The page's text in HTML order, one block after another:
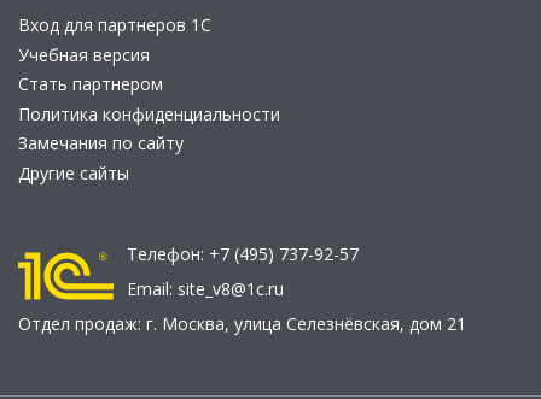
Вход для партнеров 1С
Учебная версия
Стать партнером
Политика конфиденциальности
Замечания по сайту
Другие сайты
Телефон: +7 (495) 737-92-57
Email: site_v8@1c.ru
Отдел продаж: г. Москва, улица Селезнёвская, дом 21